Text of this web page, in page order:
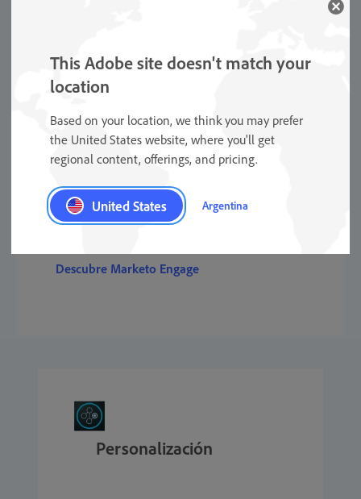
Marketo Engage
Descubre Marketo Engage
Personalización
This Adobe site doesn't match your
location
Based on your location, we think you may prefer
the United States website, where you'll get
regional content, offerings, and pricing.
United States Argentina